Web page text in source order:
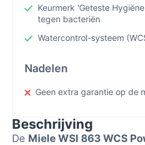
Keurmerk 'Geteste
tegen bacteriën
Watercontrol-systeem
Nadelen
Geen extra garantie op de
Beschrijving
De Miele WSI 863 WCS